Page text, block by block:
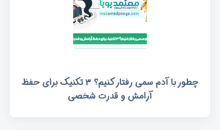
چطور با آدم سمی رفتار کنیم؟ ۳ تکنیک برای حفظ
آرامش و قدرت شخصی